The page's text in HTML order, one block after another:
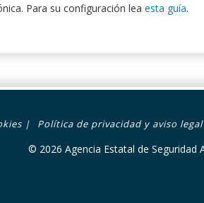
Para su configuración leaesta guía.
| Política de privacidad y aviso legal
© 2026 Agencia Estatal de Seguridad